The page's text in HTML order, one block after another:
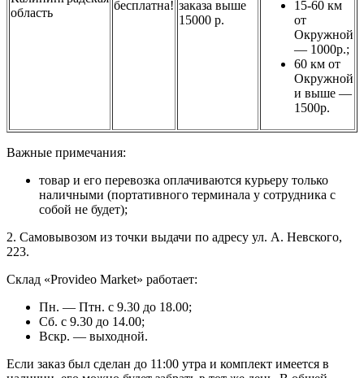
область
бесплатна! заказа выше
15000 р.
15-60 км
от
Окружной
— 1000р.;
60 км от
Окружной
и выше —
1500р.
Важные примечания:
товар и его перевозка оплачиваются курьеру только
наличными (портативного терминала у сотрудника с
собой не будет);
2. Самовывозом из точки выдачи по адресу ул. А. Невского,
223.
Склад «Provideo Market» работает:
Пн. — Птн. с 9.30 до 18.00;
Сб. с 9.30 до 14.00;
Вскр. — выходной.
Если заказ был сделан до 11:00 утра и комплект имеется в